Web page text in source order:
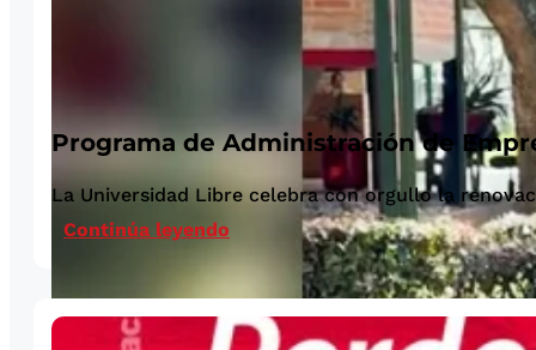
Programa de Administración de
La Universidad Libre celebra con orgullo la
Continúa leyendo